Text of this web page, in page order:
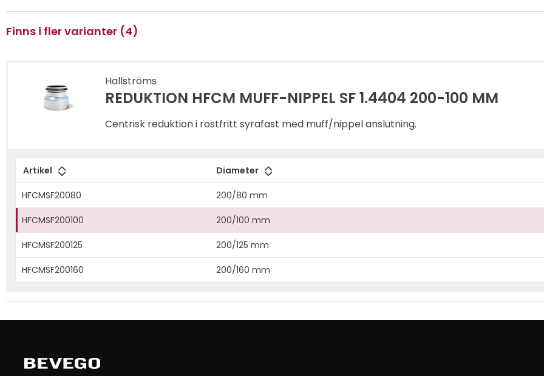
Finns i fler varianter (4)
Hallströms
REDUKTION HFCM MUFF-NIPPEL SF 1.4404 200-100 MM
Centrisk reduktion i rostfritt syrafast med muff/nippel anslutning.
Artikel Diameter
HFCMSF20080 200/80 mm
HFCMSF200100 200/100 mm
HFCMSF200125 200/125 mm
HFCMSF200160 200/160 mm